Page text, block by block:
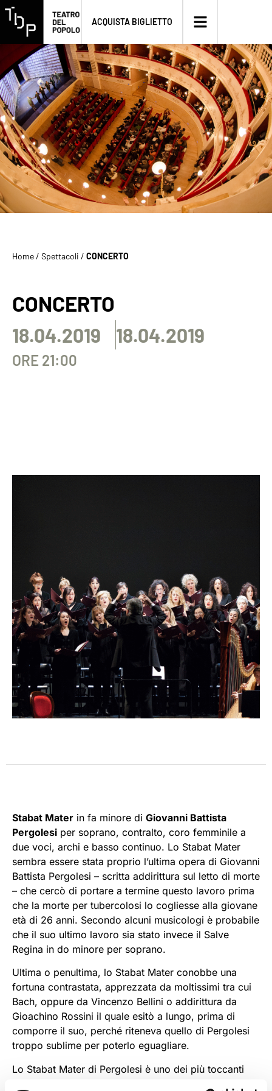
ACQUISTA BIGLIETTO
Home/ Spettacoli / CONCERTO
CONCERTO
18.04.2019 18.04.2019
ORE 21:00
Stabat Mater in fa minore di Giovanni Battista
Pergolesi per soprano, contralto, coro femminile a
due voci, archi e basso continuo. Lo Stabat Mater
sembra essere stata proprio l’ultima opera di Giovanni
Battista Pergolesi – scritta addirittura sul letto di morte
– che cercò di portare a termine questo lavoro prima
che la morte per tubercolosi lo cogliesse alla giovane
età di 26 anni. Secondo alcuni musicologi è probabile
che il suo ultimo lavoro sia stato invece il Salve
Regina in do minore per soprano.
Ultima o penultima, lo Stabat Mater conobbe una
fortuna contrastata, apprezzata da moltissimi tra cui
Bach, oppure da Vincenzo Bellini o addirittura da
Gioachino Rossini il quale esitò a lungo, prima di
comporre il suo, perché riteneva quello di Pergolesi
troppo sublime per poterlo eguagliare.
Lo Stabat Mater di Pergolesi è uno dei più toccanti